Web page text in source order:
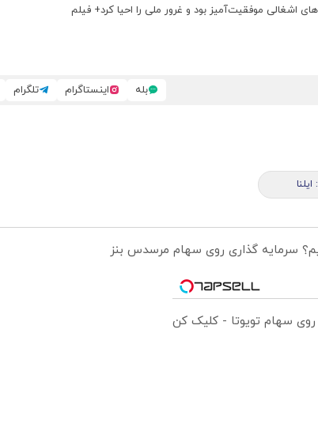
اشغالی موفقیت‌آمیز بود و غرور ملی را احیا کرد+ فیلم
بله اینستاگرام تلگرام
سرمایه گذاری روی سهام مرسدس بنز
روی سهام تویوتا - کلیک کن